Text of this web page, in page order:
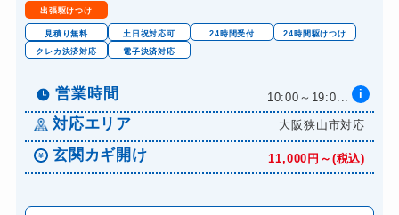
ドアノブカギ作成 8,800円～(税込)
ドアノブカギ交換
出張駆けつけ
見積り無料 土日祝対応可 24時間受付
24時間駆けつけ
クレカ決済対応
電子決済対応
営業時間 10:00～19:0... i
対応エリア 大阪狭山市対応
玄関カギ開け 11,000円～(税込)